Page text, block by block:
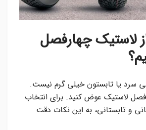
لاستیک چهارفصل
سرد یا تابستون خیلی گرم نیست.
لاستیک عوض کنید. برای انتخاب
و تابستانی، به این نکات دقت